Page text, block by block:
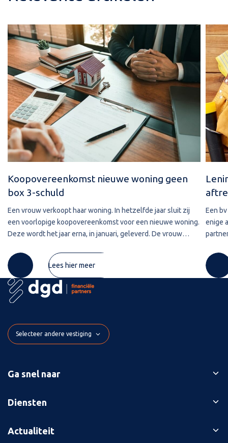
Koopovereenkomst nieuwe woning geen
box 3-schuld
Een vrouw verkoopt haar woning. In hetzelfde jaar sluit zij
een voorlopige koopovereenkomst voor een nieuwe woning.
Deze wordt het jaar erna, in januari, geleverd. De vrouw
derdengeldrekening van
Lees hier meer
Een
enige
Selecteer andere vestiging
Ga snel naar
Ons verhaal
Succesverhalen
Diensten
Bedrijfsopvolging
Actualiteit